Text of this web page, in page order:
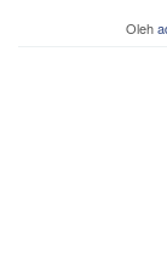
Oleh